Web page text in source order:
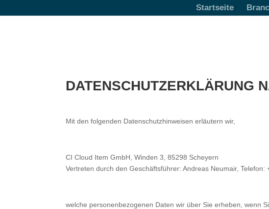
Startseite
DATENSCHUTZERKLÄRUNG
Mit den folgenden Datenschutzhinweisen erläutern wir,
CI Cloud Item GmbH, Winden 3, 85298 Scheyern
Vertreten durch den Geschäftsführer: Andreas Neumair,
welche personenbezogenen Daten wir über Sie erheben, wenn